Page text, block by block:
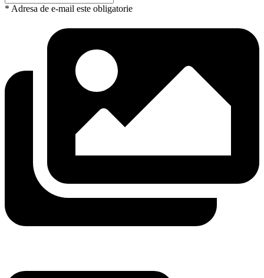
* Adresa de e-mail este obligatorie